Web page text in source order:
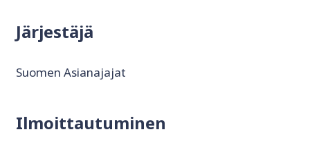
Järjestäjä
Suomen Asianajajat
Ilmoittautuminen